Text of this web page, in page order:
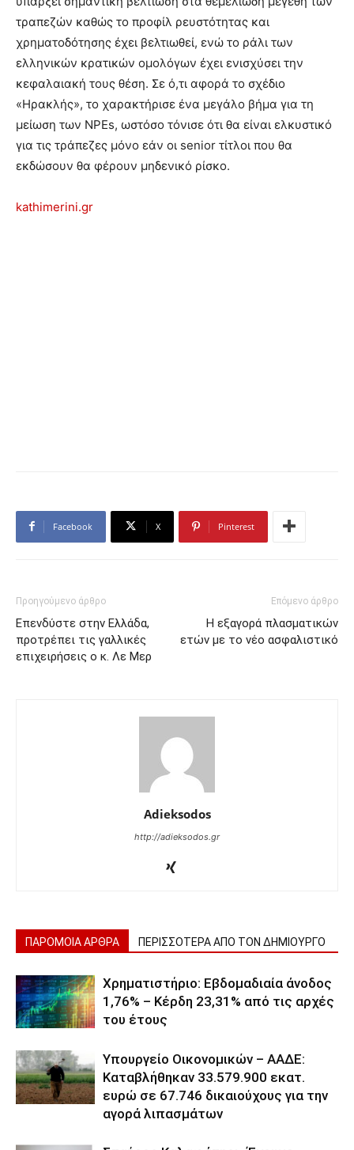
τραπεζών καθώς το προφίλ ρευστότητας και
χρηματοδότησης έχει βελτιωθεί, ενώ το ράλι των
ελληνικών κρατικών ομολόγων έχει ενισχύσει την
κεφαλαιακή τους θέση. Σε ό,τι αφορά το σχέδιο
«Ηρακλής», το χαρακτήρισε ένα μεγάλο βήμα για τη
μείωση των NPEs, ωστόσο τόνισε ότι θα είναι ελκυστικό
για τις τράπεζες μόνο εάν οι senior τίτλοι που θα
εκδώσουν θα φέρουν μηδενικό ρίσκο.
kathimerini.gr
Facebook X Pinterest
Προηγούμενο άρθρο
Επενδύστε στην Ελλάδα,
προτρέπει τις γαλλικές
επιχειρήσεις ο κ. Λε Μερ
Επόμενο άρθρο
Η εξαγορά πλασματικών
ετών με το νέο ασφαλιστικό
Adieksodos
http://adieksodos.gr
ΠΑΡΟΜΟΙΑ ΑΡΘΡΑ ΠΕΡΙΣΣΟΤΕΡΑ ΑΠΟ ΤΟΝ ΔΗΜΙΟΥΡΓΟ
Χρηματιστήριο: Εβδομαδιαία άνοδος
1,76% – Κέρδη 23,31% από τις αρχές
του έτους
Υπουργείο Οικονομικών – ΑΑΔΕ:
Καταβλήθηκαν 33.579.900 εκατ.
ευρώ σε 67.746 δικαιούχους για την
αγορά λιπασμάτων